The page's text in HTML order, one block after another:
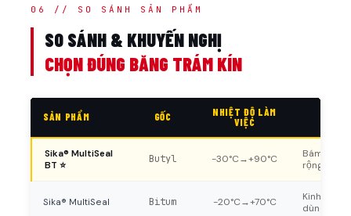
06 // SO SÁNH SẢN PHẨM
SO SÁNH & KHUYẾN NGHỊ
CHỌN ĐÚNG BĂNG TRÁM KÍN
SẢN PHẨM GỐC
NHIỆT ĐỘ LÀM
VIỆC
Sika® MultiSeal
BT ⭐
Butyl -30°C→+90°C
Bám dính
rộng,
Sika® MultiSeal Bitum -20°C→+70°C
Kinh tế,
dùng